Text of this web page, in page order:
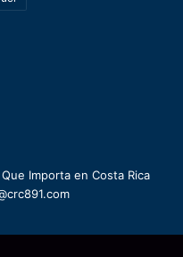
Importa en Costa Rica